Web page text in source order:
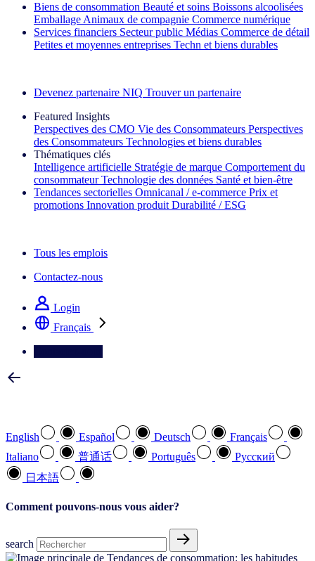
Biens de consommation Beauté et soins Boissons alcoolisées
Emballage Animaux de compagnie Commerce numérique
Services financiers Secteur public Médias Commerce de détail
Petites et moyennes entreprises Techn et biens durables
Devenez partenaire NIQ Trouver un partenaire
Featured Insights
Perspectives des CMO Vie des Consommateurs Perspectives
des Consommateurs Technologies et biens durables
Thématiques clés
Intelligence artificielle Stratégie de marque Comportement du
consommateur Technologie des données Santé et bien‑être
Tendances sectorielles Omnicanal / e‑commerce Prix et
promotions Innovation produit Durabilité / ESG
Tous les emplois
Contactez-nous
Login
Français
English Español Deutsch
Français
Italiano
普通话 Português
Pусский
日本語
Comment pouvons-nous vous aider?
search